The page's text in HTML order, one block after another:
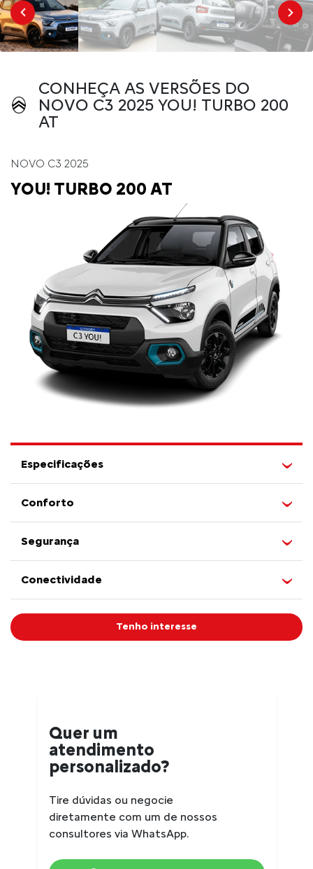
CONHEÇA AS VERSÕES DO
NOVO C3 2025 YOU! TURBO 200
AT
NOVO C3 2025
YOU! TURBO 200 AT
Especificações
Conforto
Segurança
Conectividade
Tenho interesse
Quer um
atendimento
personalizado?
Tire dúvidas ou negocie
diretamente com um de nossos
consultores via WhatsApp.